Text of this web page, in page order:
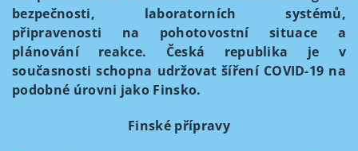
bezpečnosti, laboratorních systémů,
připravenosti na pohotovostní situace a
plánování reakce. Česká republika je v
současnosti schopna udržovat šíření COVID-19 na
podobné úrovni jako Finsko.
Finské přípravy